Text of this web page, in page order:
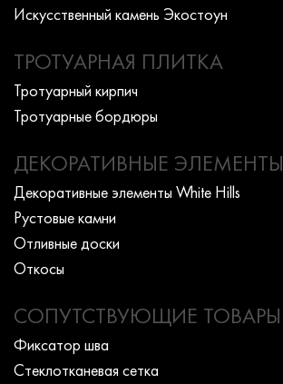
Искусcтвенный камень Экостоун
ТРОТУАРНАЯ ПЛИТКА
Тротуарный кирпич
Тротуарные бордюры
ДЕКОРАТИВНЫЕ ЭЛЕМЕНТЫ
Декоративные элементы White Hills
Рустовые камни
Отливные доски
Откосы
СОПУТСТВУЮЩИЕ ТОВАРЫ
Фиксатор шва
Стеклотканевая сетка